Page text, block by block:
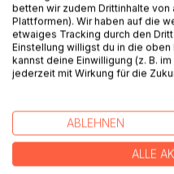
möchten.
Ein Blick in die englische
und Betrug seitens der
Vorgang war, sondern seit
Sklavenhandel,
waren im Repertoire der
mit der englischen Krone.
trickreiche Verträge
betten wir zudem Drittinhalte
Plattformen). Wir haben auf die
etwaiges Tracking durch den
Einstellung willigst du in die
kannst deine Einwilligung (z. B.
jederzeit mit Wirkung für die
ABLEHNEN
ALLE